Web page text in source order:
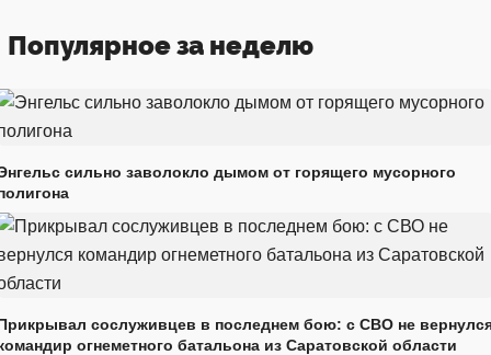
Популярное за неделю
сильно заволокло дымом от горящего мусорного
сослуживцев в последнем бою: с СВО не
огнеметного батальона из Саратовской области